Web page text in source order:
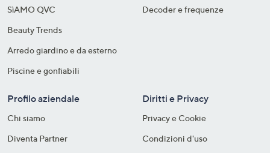
SìAMO QVC
Beauty Trends
Arredo giardino e da esterno
Piscine e gonfiabili
Decoder e frequenze​
Profilo aziendale
Chi siamo
Diventa Partner
Diritti e Privacy
Privacy e Cookie
Condizioni d'uso